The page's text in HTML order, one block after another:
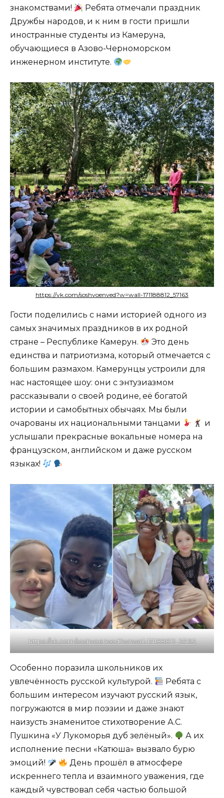
знакомствами!
Ребята отмечали праздник
Дружбы народов, и к ним в гости пришли
иностранные студенты из Камеруна,
обучающиеся в Азово-Черноморском
инженерном институте.
https://vk.com/soshvoenved?w=wall-171188812_57163
Гости поделились с нами историей одного из
самых значимых праздников в их родной
стране – Республике Камерун.
Это день
единства и патриотизма, который отмечается с
большим размахом. Камерунцы устроили для
нас настоящее шоу: они с энтузиазмом
рассказывали о своей родине, её богатой
истории и самобытных обычаях. Мы были
очарованы их национальными танцами
и
услышали прекрасные вокальные номера на
французском, английском и даже русском
языках!
https://vk.com/soshvoenved?w=wall-171188812_57163
Особенно поразила школьников их
увлечённость русской культурой.
Ребята с
большим интересом изучают русский язык,
погружаются в мир поэзии и даже знают
наизусть знаменитое стихотворение А.С.
Пушкина «У Лукоморья дуб зелёный».
А их
исполнение песни «Катюша» вызвало бурю
эмоций!
День прошёл в атмосфере
искреннего тепла и взаимного уважения, где
каждый чувствовал себя частью большой